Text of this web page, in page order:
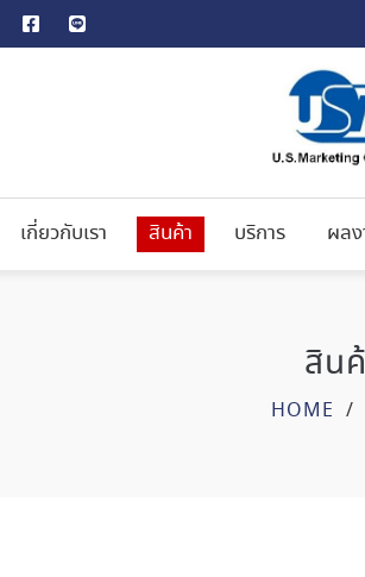
เกี่ยวกับเรา สินค้า บริการ ผล
สิน
HOME /